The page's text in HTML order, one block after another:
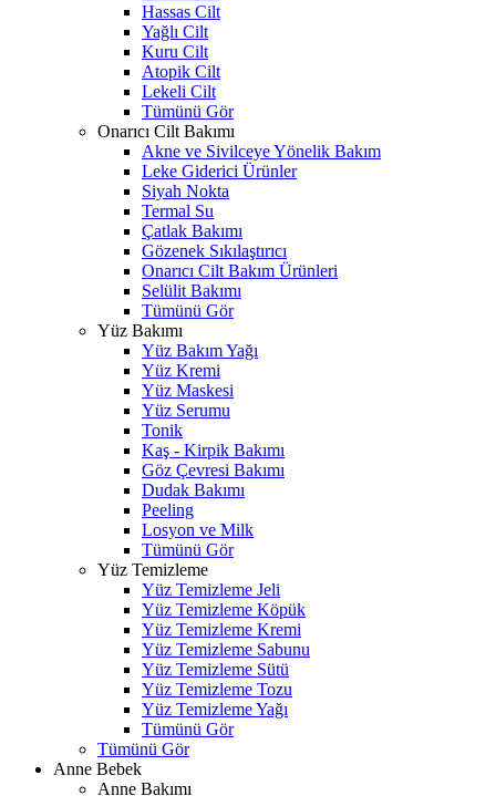
Hassas Cilt
Yağlı Cilt
Kuru Cilt
Atopik Cilt
Lekeli Cilt
Tümünü Gör
Onarıcı Cilt Bakımı
Akne ve Sivilceye Yönelik Bakım
Leke Giderici Ürünler
Siyah Nokta
Termal Su
Çatlak Bakımı
Gözenek Sıkılaştırıcı
Onarıcı Cilt Bakım Ürünleri
Selülit Bakımı
Tümünü Gör
Yüz Bakımı
Yüz Bakım Yağı
Yüz Kremi
Yüz Maskesi
Yüz Serumu
Tonik
Kaş - Kirpik Bakımı
Göz Çevresi Bakımı
Dudak Bakımı
Peeling
Losyon ve Milk
Tümünü Gör
Yüz Temizleme
Yüz Temizleme Jeli
Yüz Temizleme Köpük
Yüz Temizleme Kremi
Yüz Temizleme Sabunu
Yüz Temizleme Sütü
Yüz Temizleme Tozu
Yüz Temizleme Yağı
Tümünü Gör
Tümünü Gör
Anne Bebek
Anne Bakımı